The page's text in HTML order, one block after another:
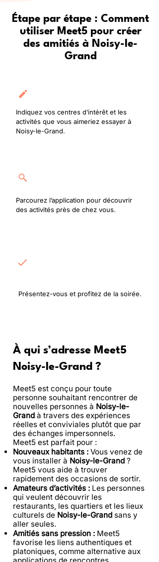
Étape par étape : Comment
utiliser Meet5 pour créer
des amitiés à Noisy-le-
Grand
Indiquez vos centres d’intérêt et les
activités que vous aimeriez essayer à
Noisy-le-Grand.
Parcourez l’application pour découvrir
des activités près de chez vous.
Présentez-vous et profitez de la soirée.
À qui s’adresse Meet5
Noisy-le-Grand ?
Meet5 est conçu pour toute
personne souhaitant rencontrer de
nouvelles personnes à Noisy-le-
Grand à travers des expériences
réelles et conviviales plutôt que par
des échanges impersonnels.
Meet5 est parfait pour :
Nouveaux habitants : Vous venez de
vous installer à Noisy-le-Grand ?
Meet5 vous aide à trouver
rapidement des occasions de sortir.
Amateurs d’activités : Les personnes
qui veulent découvrir les
restaurants, les quartiers et les lieux
culturels de Noisy-le-Grand sans y
aller seules.
Amitiés sans pression : Meet5
favorise les liens authentiques et
platoniques, comme alternative aux